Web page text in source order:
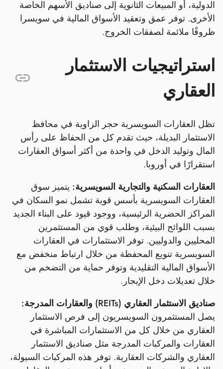
الدولية، أو المبيعات الثانوية إلى صناديق الأسهم الخاصة
الأخرى. توفر عمق وتعقيد الأسواق المالية في سويسرا
ظروفًا ملائمة لصفقات الخروج.
استراتيجيات الاستثمار
العقاري
تظل العقارات السويسرية حجر الزاوية في محافظ
الاستثمار البديلة، حيث تقدم كل من الحفاظ على رأس
المال وتوليد الدخل في واحدة من أكثر أسواق العقارات
استقرارًا في أوروبا.
العقارات السكنية والتجارية السويسرية: يتميز سوق
العقارات السويسرية بأسس قوية تشمل نمو السكان في
المراكز الحضرية الرئيسية، ووجود قيود على البناء الجديد
بسبب اللوائح البيئية، وطلب قوي من المستثمرين
المحليين والدوليين. توفر الاستثمارات في العقارات
السويسرية تنويع المحفظة من خلال ارتباط منخفض مع
الأسواق المالية التقليدية وتوفر حماية من التضخم من
خلال تعديلات دخل الإيجار.
صناديق الاستثمار العقاري (REITs) والعقارات المدرجة:
يصل المستثمرون السويسريون إلى فرص الاستثمار
العقاري من خلال كل من الاستثمارات المباشرة في
العقارات والمركبات المدرجة مثل صناديق الاستثمار
العقاري والشركات العقارية. توفر هذه المركبات السيولة،